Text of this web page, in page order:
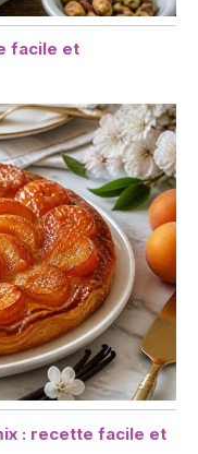
facile et
: recette facile et